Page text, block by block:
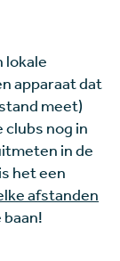
lokale
apparaat dat
meet)
clubs nog in
in de
het een
afstanden
baan!